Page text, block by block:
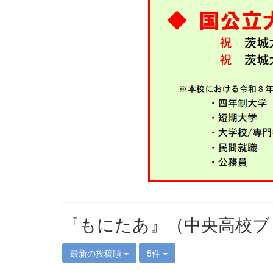
『もにたあ』（中央高校
最新の投稿順 5件